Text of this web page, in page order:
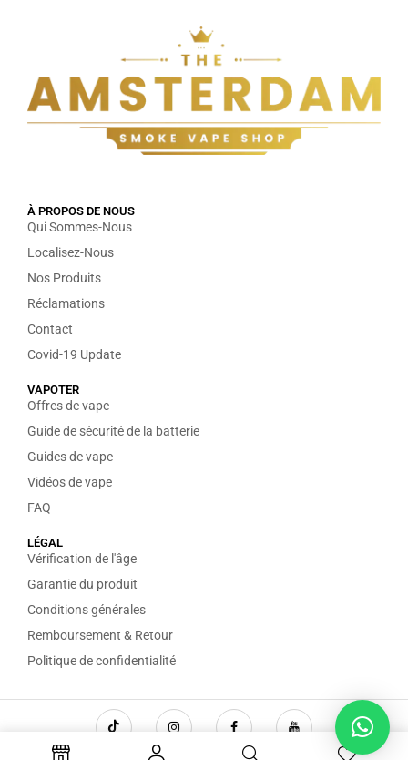
À PROPOS DE NOUS
Qui Sommes-Nous
Localisez-Nous
Nos Produits
Réclamations
Contact
Covid-19 Update
VAPOTER
Offres de vape
Guide de sécurité de la batterie
Guides de vape
Vidéos de vape
FAQ
LÉGAL
Vérification de l'âge
Garantie du produit
Conditions générales
Remboursement & Retour
Politique de confidentialité
Copyright © 2026 The Amsterdam